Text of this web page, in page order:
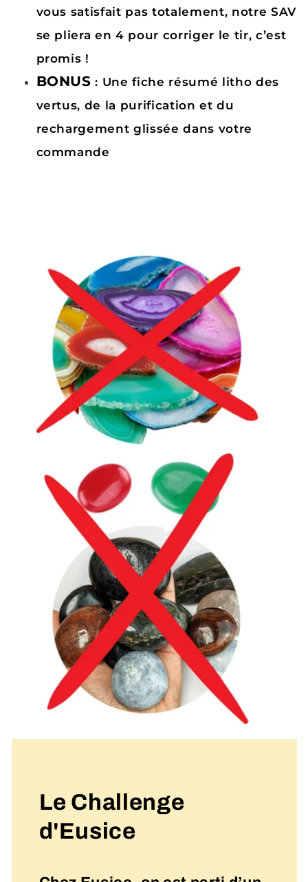
vous satisfait pas totalement, notre SAV
se pliera en 4 pour corriger le tir, c’est
promis !
BONUS : Une fiche résumé litho des
vertus, de la purification et du
rechargement glissée dans votre
commande
Le Challenge
d'Eusice